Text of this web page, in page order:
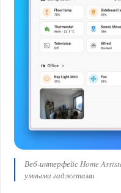
Веб-интерфейс Home
умными гаджетами